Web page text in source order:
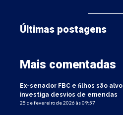
Últimas postagens
Mais comentadas
Ex-senador FBC e filhos são
investiga desvios de emendas
25 de fevereiro de 2026 às 09:57